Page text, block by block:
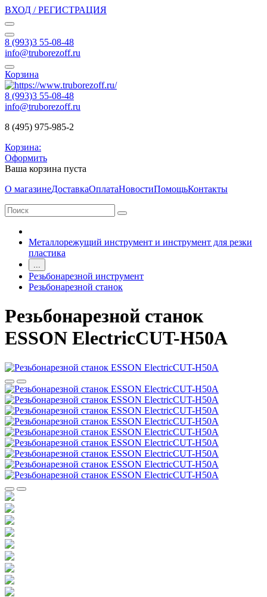
ВХОД / РЕГИСТРАЦИЯ
8 (993)3 55-08-48
info@truborezoff.ru
Корзина
8 (993)3 55-08-48
info@truborezoff.ru
8 (495) 975-985-2
Корзина:
Оформить
Ваша корзина пуста
О магазинеДоставкаОплатаНовостиПомощьКонтакты
Металлорежущий инструмент и инструмент для резки
пластика
...
Резьбонарезной инструмент
Резьбонарезной станок
Резьбонарезной станок
ESSON ElectricCUT-H50А